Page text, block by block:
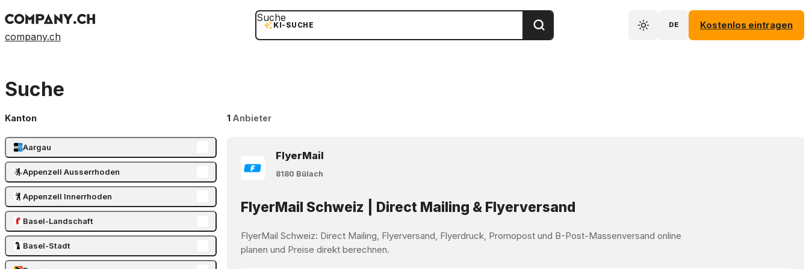
company.ch
KI-SUCHE
Suche
DE Kostenlos eintragen
Suche
Kanton
Aargau
Appenzell Ausserrhoden
Appenzell Innerrhoden
Basel-Landschaft
Basel-Stadt
1 Anbieter
FlyerMail
8180 Bülach
FlyerMail Schweiz | Direct Mailing & Flyerversand
FlyerMail Schweiz: Direct Mailing, Flyerversand, Flyerdruck, Promopost und B-Post-Massenversand online
planen und Preise direkt berechnen.